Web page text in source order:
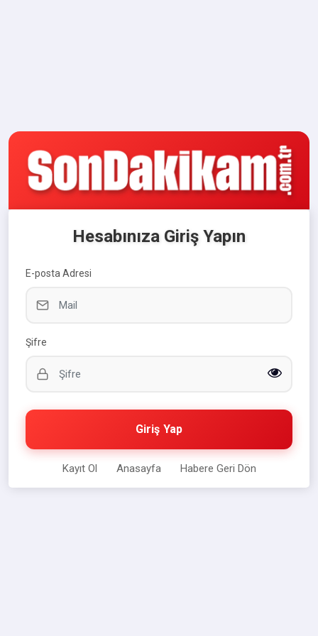
Hesabınıza Giriş Yapın
E-posta Adresi
Şifre
Giriş Yap
Kayıt Ol Anasayfa Habere Geri Dön